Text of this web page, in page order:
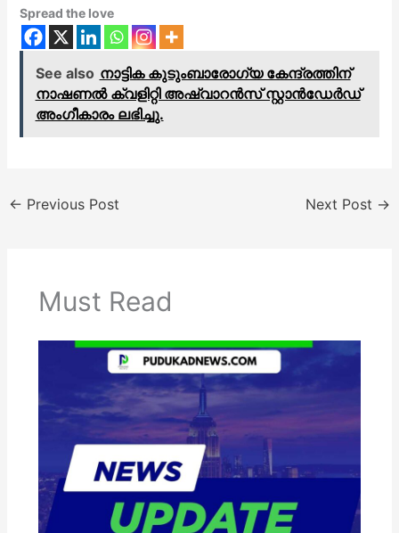
Spread the love
See also നാട്ടിക കുടുംബാരോഗ്യ കേന്ദ്രത്തിന്
നാഷണൽ ക്വളിറ്റി അഷ്വാറൻസ് സ്റ്റാൻഡേർഡ്
അംഗീകാരം ലഭിച്ചു.
← Previous Post Next Post →
Must Read